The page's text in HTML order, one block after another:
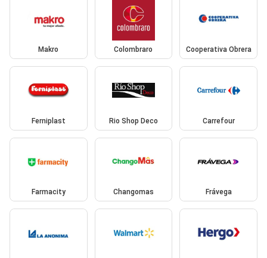
Makro Colombraro Cooperativa Obrera
Ferniplast Rio Shop Deco Carrefour
Farmacity Changomas Frávega